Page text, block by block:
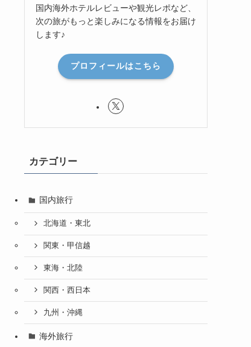
国内海外ホテルレビューや観光レポなど、
次の旅がもっと楽しみになる情報をお届け
します♪
プロフィールはこちら
カテゴリー
国内旅行
北海道・東北
関東・甲信越
東海・北陸
関西・西日本
九州・沖縄
海外旅行